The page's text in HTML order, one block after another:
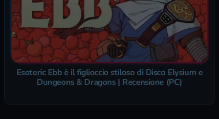
Esoteric Ebb è il figlioccio stiloso di Disco Elysium e
Dungeons & Dragons | Recensione (PC)